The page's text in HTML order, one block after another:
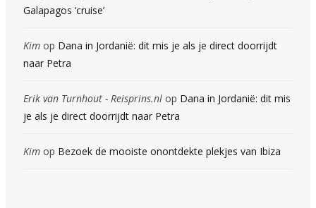
Galapagos ‘cruise’
Kim op Dana in Jordanië: dit mis je als je direct doorrijdt
naar Petra
Erik van Turnhout - Reisprins.nl op Dana in Jordanië: dit mis
je als je direct doorrijdt naar Petra
Kim op Bezoek de mooiste onontdekte plekjes van Ibiza